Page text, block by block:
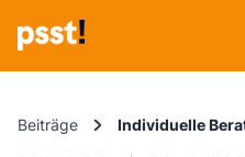
Beiträge Individuelle